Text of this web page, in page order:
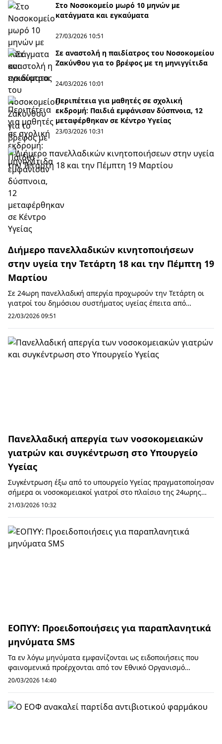
Στο Νοσοκομείο μωρό 10 μηνών με
κατάγματα και εγκαύματα
27/03/2026 10:51
Σε αναστολή η παιδίατρος του Νοσοκομείου
Ζακύνθου για το βρέφος με τη μηνιγγίτιδα
24/03/2026 10:01
Περιπέτεια για μαθητές σε σχολική
εκδρομή: Παιδιά εμφάνισαν δύσπνοια, 12
μεταφέρθηκαν σε Κέντρο Υγείας
23/03/2026 10:31
Διήμερο πανελλαδικών κινητοποιήσεων
στην υγεία την Τετάρτη 18 και την Πέμπτη 19
Μαρτίου
Σε 24ωρη πανελλαδική απεργία προχωρούν την Τετάρτη οι
γιατροί του δημόσιου συστήματος υγείας έπειτα από
απόφαση της Ομοσπονδίας Ενώσεων Νοσοκομειακ...
22/03/2026 09:51
Πανελλαδική απεργία των νοσοκομειακών
γιατρών και συγκέντρωση στο Υπουργείο
Υγείας
Συγκέντρωση έξω από το υπουργείο Υγείας πραγματοποίησαν
σήμερα οι νοσοκομειακοί γιατροί στο πλαίσιο της 24ωρης
απεργίας της Ομοσπονδίας Ενώσεων Νοσ...
21/03/2026 10:32
ΕΟΠΥΥ: Προειδοποιήσεις για παραπλανητικά
μηνύματα SMS
Τα εν λόγω μηνύματα εμφανίζονται ως ειδοποιήσεις που
φαινομενικά προέρχονται από τον Εθνικό Οργανισμό
Παροχής Υπηρεσιών Υγείας (ΕΟΠΥΥ) και υπόσχοντ...
20/03/2026 14:40